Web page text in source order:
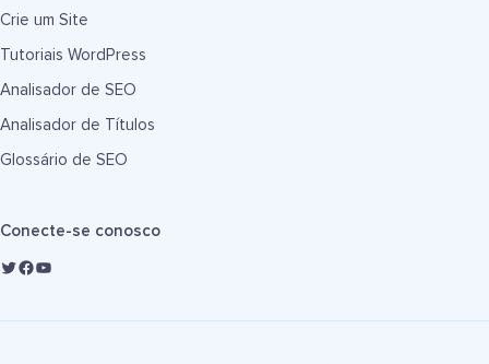
Crie um Site
Tutoriais WordPress
Analisador de SEO
Analisador de Títulos
Glossário de SEO
Conecte-se conosco